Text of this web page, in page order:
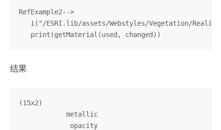
RefExample2-->
i("/ESRI.lib/assets/Webstyles/Vegetation/
   print(getMaterial(used, changed))
结果
(15x2)
metallic
opacity